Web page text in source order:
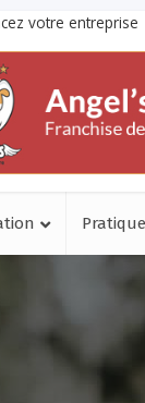
votre entreprise
Pratique